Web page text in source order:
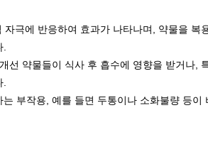
극에 반응하여 효과가 나타나며, 약물을
선 약물들이 식사 후 흡수에 영향을 받거나,
부작용, 예를 들면 두통이나 소화불량 등